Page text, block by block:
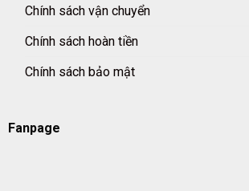
Chính sách vận chuyển
Chính sách hoàn tiền
Chính sách bảo mật
Fanpage